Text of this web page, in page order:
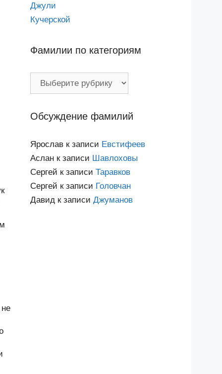
Джули
Кучерской
Фамилии по категориям
Обсуждение фамилий
Ярослав к записи Евстифеев
Аслан к записи Шавлоховы
Сергей к записи Таравков
Сергей к записи Головчан
Давид к записи Джуманов